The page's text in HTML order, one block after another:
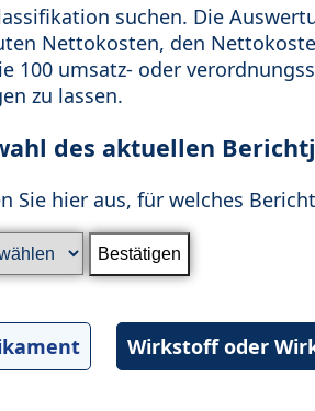
suchen. Die
Nettokosten, den
100 umsatz- oder
zu lassen.
des aktuellen
Sie hier aus, für welches
Wirkstoff oder